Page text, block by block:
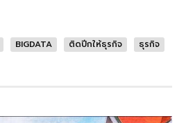
BIGDATA ติดปีกให้ธุรกิจ
ธุรกิจ